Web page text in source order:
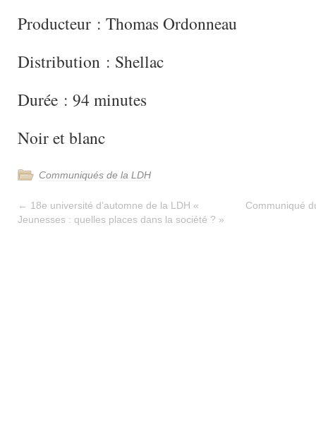
Producteur : Thomas Ordonneau
Distribution : Shellac
Durée : 94 minutes
Noir et blanc
Communiqués de la LDH
← 18e université d’automne de la LDH «
Jeunesses : quelles places dans la société ? »
Communiqué